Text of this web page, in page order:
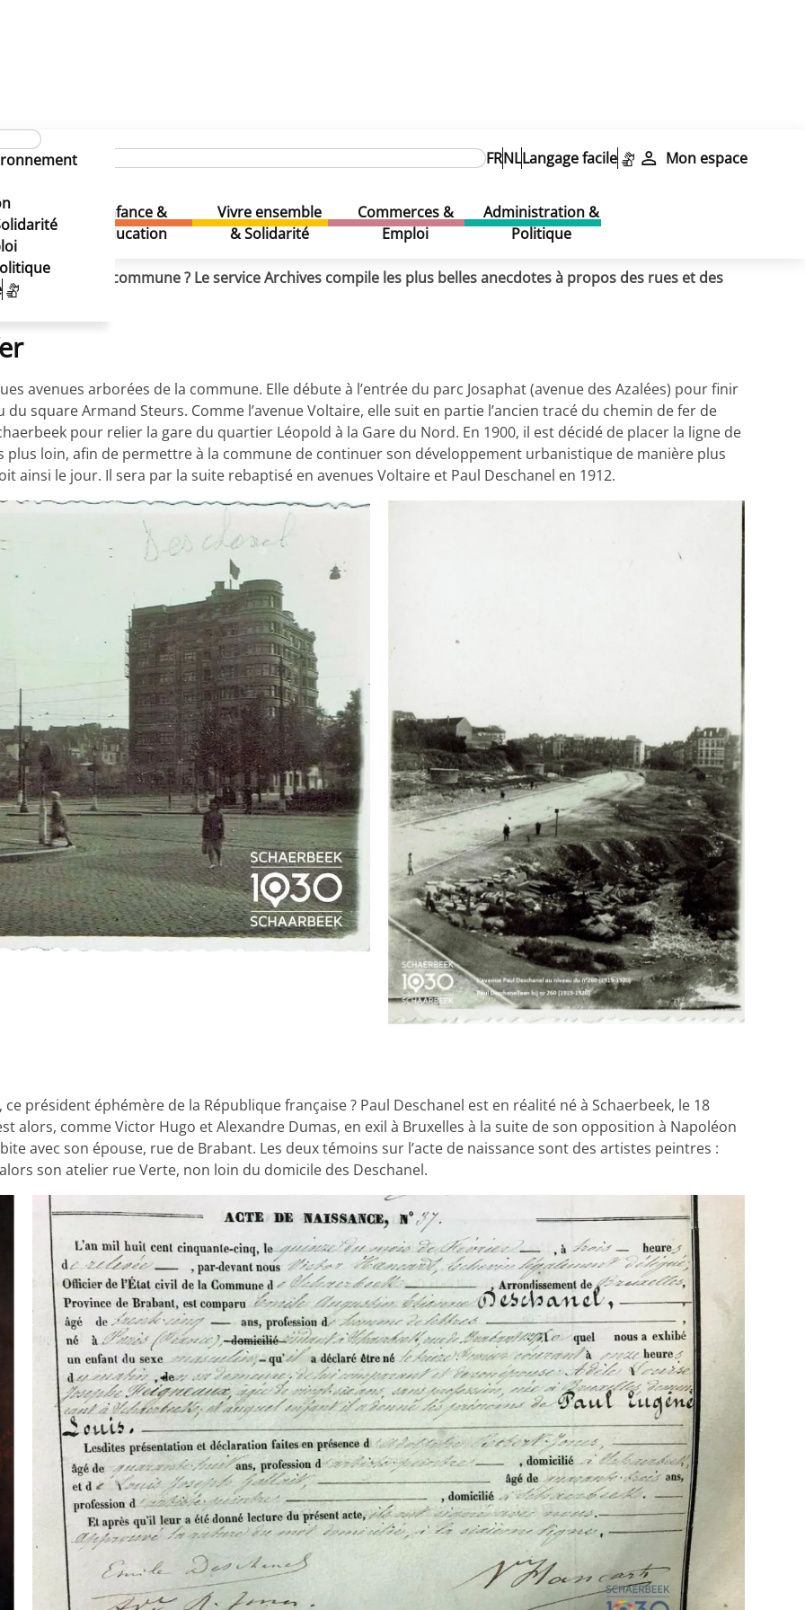
FRNLLangage facile Mon espace
Loisirs
Enfance &
Education
Vivre ensemble
& Solidarité
Commerces &
Emploi
Administration &
Politique
Deschanel
Deschanel
de votre commune ? Le service Archives compile les plus belles anecdotes à propos des rues et des
Deschanel.
avenues arborées de la commune. Elle débute à l’entrée du parc Josaphat (avenue des Azalées) pour finir
square Armand Steurs. Comme l’avenue Voltaire, elle suit en partie l’ancien tracé du chemin de fer de
pour relier la gare du quartier Léopold à la Gare du Nord. En 1900, il est décidé de placer la ligne de
loin, afin de permettre à la commune de continuer son développement urbanistique de manière plus
ainsi le jour. Il sera par la suite rebaptisé en avenues Voltaire et Paul Deschanel en 1912.
président éphémère de la République française ? Paul Deschanel est en réalité né à Schaerbeek, le 18
alors, comme Victor Hugo et Alexandre Dumas, en exil à Bruxelles à la suite de son opposition à Napoléon
avec son épouse, rue de Brabant. Les deux témoins sur l’acte de naissance sont des artistes peintres :
son atelier rue Verte, non loin du domicile des Deschanel.